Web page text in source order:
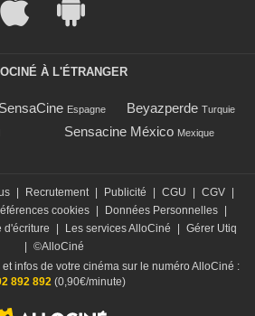
À L'ÉTRANGER
SensaCine Espagne Beyazperde Turquie
Sensacine México Mexique
Recrutement Publicité CGU CGV
cookies Données Personnelles
d'écriture Les services AlloCiné
Gérer Utiq
©AlloCiné
infos de votre cinéma sur le numéro AlloCiné :
892 892(0,90€/minute)